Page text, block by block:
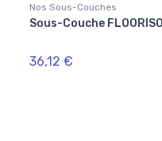
Nos Sous-Couches
Sous-Couche
36,12 €